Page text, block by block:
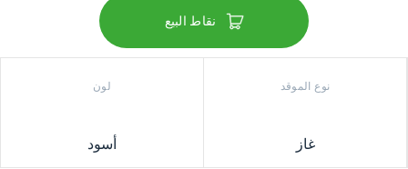
نقاط البيع
نوع الموقد
غاز
لون
أسود